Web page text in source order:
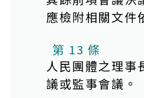
應檢附相關文件
第 13 條
人民團體之理事
議或監事會議。